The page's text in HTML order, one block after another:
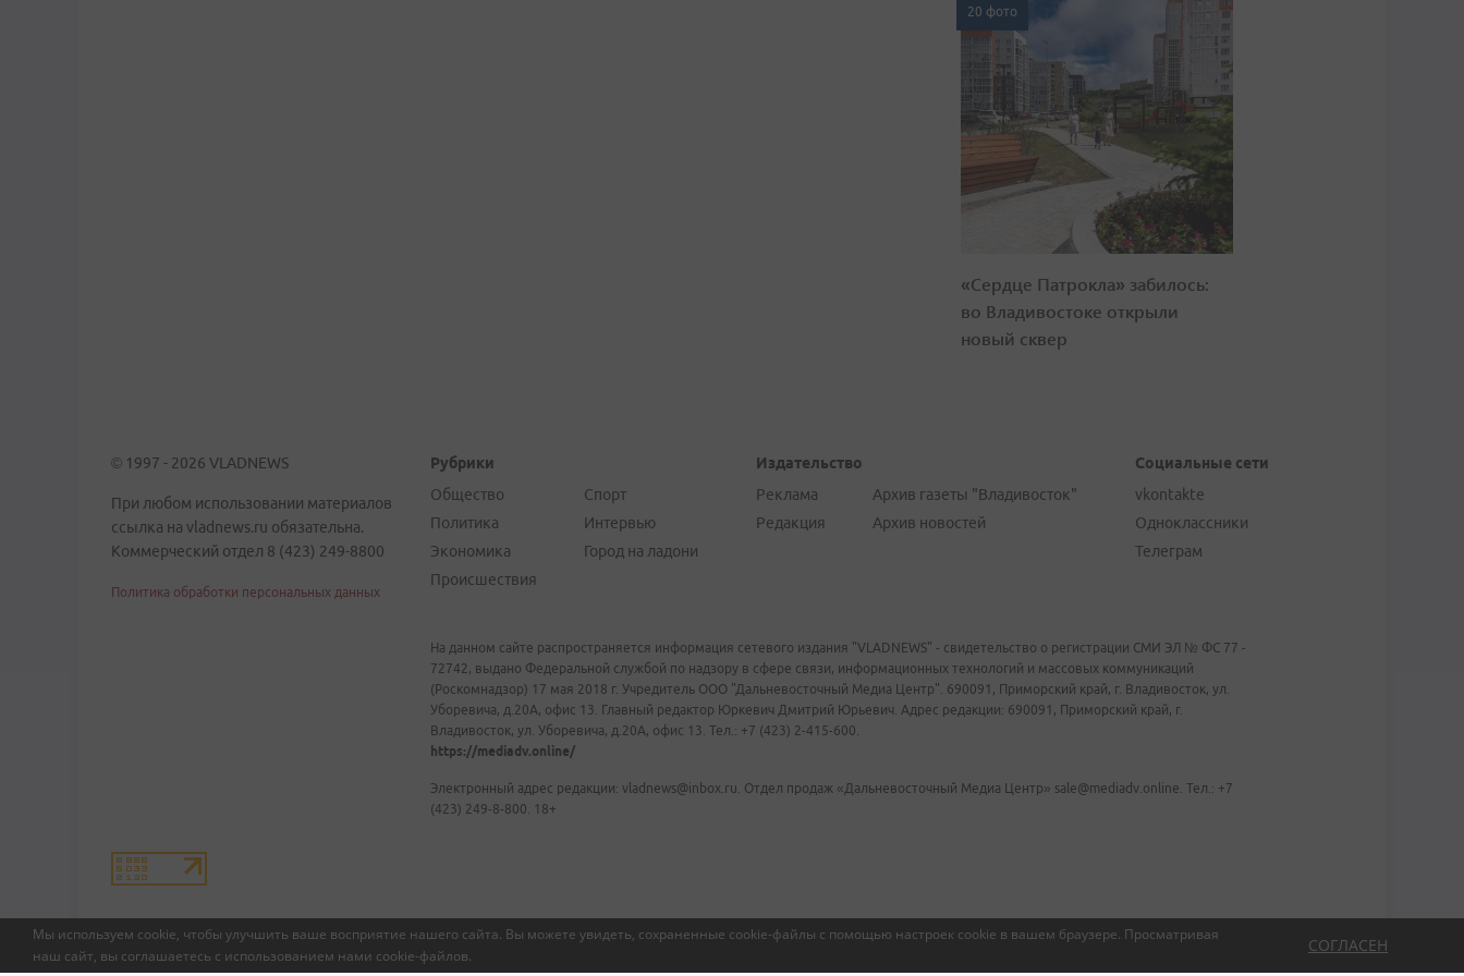
Мы используем cookie, чтобы улучшить ваше восприятие нашего сайта. Вы можете увидеть, сохраненные cookie-файлы с помощью настроек cookie в вашем браузере. Просматривая
наш сайт, вы соглашаетесь с использованием нами cookie-файлов.
СОГЛАСЕН
20 фото
«Сердце Патрокла» забилось:
во Владивостоке открыли
новый сквер
© 1997 - 2026 VLADNEWS
При любом использовании материалов
ссылка на vladnews.ru обязательна.
Коммерческий отдел 8 (423) 249-8800
Политика обработки персональных данных
Рубрики
Общество
Политика
Экономика
Происшествия
Спорт
Интервью
Город на ладони
Издательство
Реклама
Редакция
Архив газеты "Владивосток"
Архив новостей
Социальные сети
vkontakte
Одноклассники
Телеграм
На данном сайте распространяется информация сетевого издания "VLADNEWS" - свидетельство о регистрации СМИ ЭЛ № ФС 77 -
72742, выдано Федеральной службой по надзору в сфере связи, информационных технологий и массовых коммуникаций
(Роскомнадзор) 17 мая 2018 г. Учредитель ООО "Дальневосточный Медиа Центр". 690091, Приморский край, г. Владивосток, ул.
Уборевича, д.20А, офис 13. Главный редактор Юркевич Дмитрий Юрьевич. Адрес редакции: 690091, Приморский край, г.
Владивосток, ул. Уборевича, д.20А, офис 13. Тел.: +7 (423) 2-415-600.
https://mediadv.online/
Электронный адрес редакции: vladnews@inbox.ru. Отдел продаж «Дальневосточный Медиа Центр» sale@mediadv.online. Тел.: +7
(423) 249-8-800. 18+